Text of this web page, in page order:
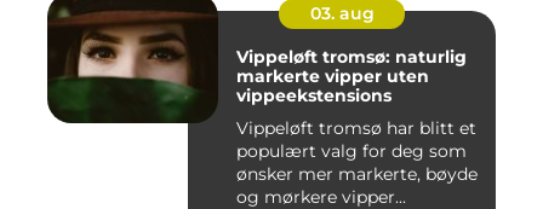
03. aug
Vippeløft tromsø: naturlig
markerte vipper uten
vippeekstensions
Vippeløft tromsø har blitt et
populært valg for deg som
ønsker mer markerte, bøyde
og mørkere vipper...